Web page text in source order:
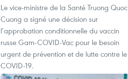
Le vice-ministre de la Santé Truong Quoc
Cuong a signé une décision sur
l’approbation conditionnelle du vaccin
russe Gam-COVID-Vac pour le besoin
urgent de prévention et de lutte contre le
COVID-19.